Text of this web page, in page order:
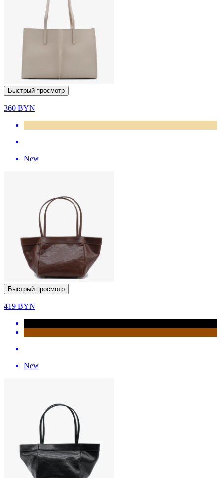
Быстрый просмотр
360 BYN
New
Быстрый просмотр
419 BYN
New